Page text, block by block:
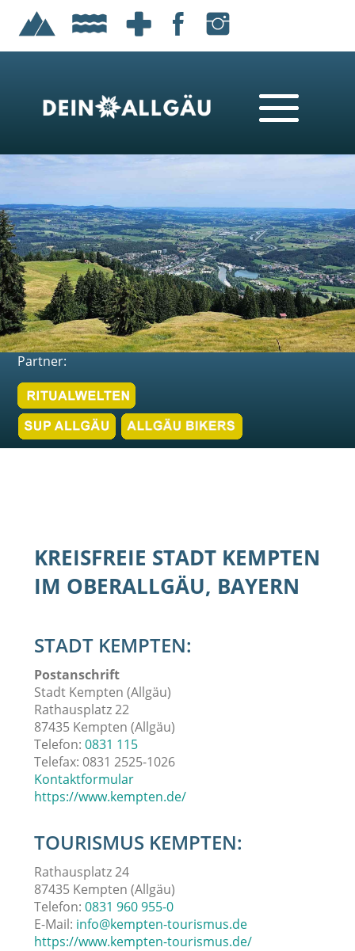
Partner:
KREISFREIE STADT KEMPTEN
IM OBERALLGÄU, BAYERN
STADT KEMPTEN:
Postanschrift
Stadt Kempten (Allgäu)
Rathausplatz 22
87435 Kempten (Allgäu)
Telefon: 0831 115
Telefax: 0831 2525-1026
Kontaktformular
https://www.kempten.de/
TOURISMUS KEMPTEN:
Rathausplatz 24
87435 Kempten (Allgäu)
Telefon: 0831 960 955-0
E-Mail: info@kempten-tourismus.de
https://www.kempten-tourismus.de/